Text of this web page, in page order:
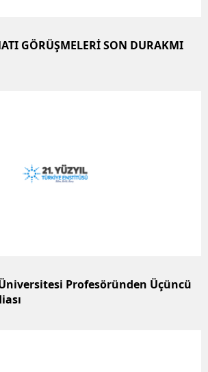
GÖRÜŞMELERİ SON DURAKMI
Profesöründen Üçüncü